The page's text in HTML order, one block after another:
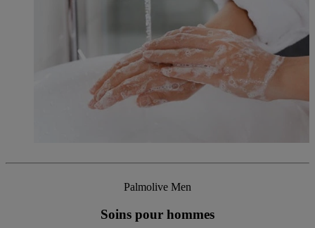
Palmolive Men
Soins pour hommes